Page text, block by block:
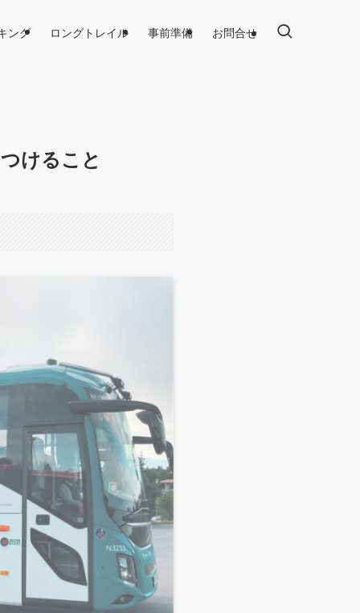
ング ロングトレイル 事前準備 お問合せ
けること